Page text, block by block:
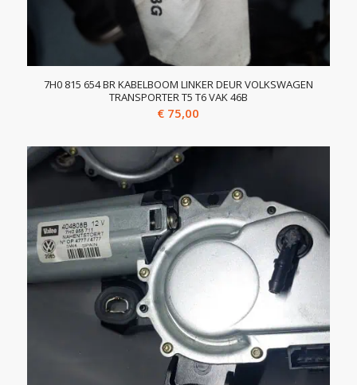
7H0 815 654 BR KABELBOOM LINKER DEUR VOLKSWAGEN
TRANSPORTER T5 T6 VAK 46B
€ 75,00